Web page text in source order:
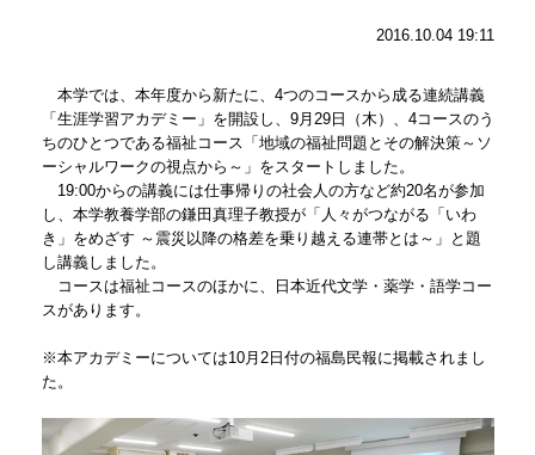
2016.10.04 19:11
本学では、本年度から新たに、4つのコースから成る連続講義
「生涯学習アカデミー」を開設し、9月29日（木）、4コースのう
ちのひとつである福祉コース「地域の福祉問題とその解決策～ソ
ーシャルワークの視点から～」をスタートしました。
19:00からの講義には仕事帰りの社会人の方など約20名が参加
し、本学教養学部の鎌田真理子教授が「人々がつながる「いわ
き」をめざす ～震災以降の格差を乗り越える連帯とは～」と題
し講義しました。
コースは福祉コースのほかに、日本近代文学・薬学・語学コー
スがあります。
※本アカデミーについては10月2日付の福島民報に掲載されまし
た。